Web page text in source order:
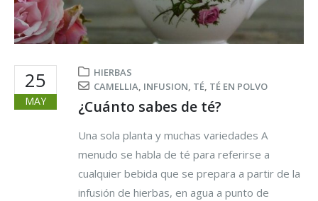
25
MAY
HIERBAS
CAMELLIA, INFUSION, TÉ, TÉ EN POLVO
¿Cuánto sabes de té?
Una sola planta y muchas variedades A
menudo se habla de té para referirse a
cualquier bebida que se prepara a partir de la
infusión de hierbas, en agua a punto de